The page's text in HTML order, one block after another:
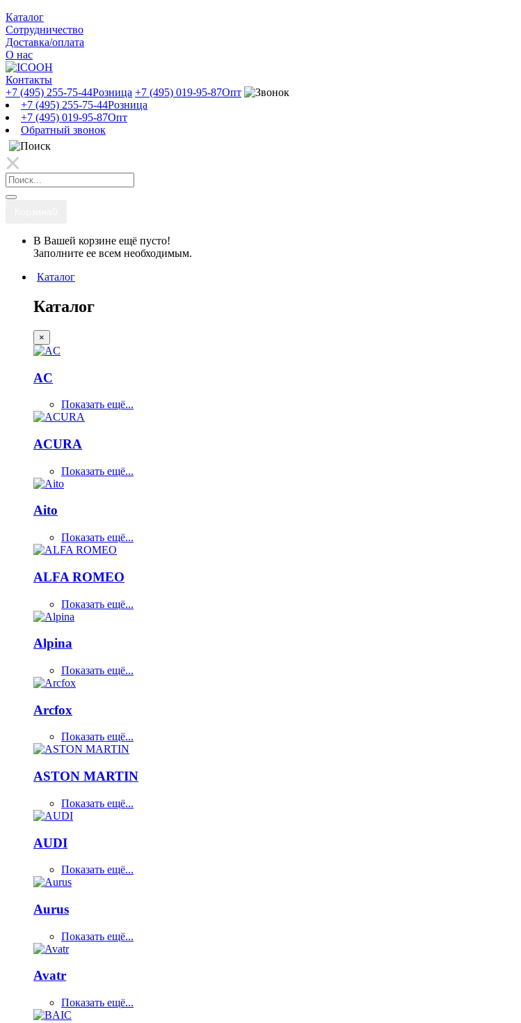
Каталог
Сотрудничество
Доставка/оплата
О нас
Контакты
+7 (495) 255-75-44Розница +7 (495) 019-95-87Опт
+7 (495) 255-75-44Розница
+7 (495) 019-95-87Опт
Обратный звонок
В Вашей корзине ещё пусто!
Заполните ее всем необходимым.
Каталог
Каталог
×
AC
Показать ещё...
ACURA
Показать ещё...
Aito
Показать ещё...
ALFA ROMEO
Показать ещё...
Alpina
Показать ещё...
Arcfox
Показать ещё...
ASTON MARTIN
Показать ещё...
AUDI
Показать ещё...
Aurus
Показать ещё...
Avatr
Показать ещё...